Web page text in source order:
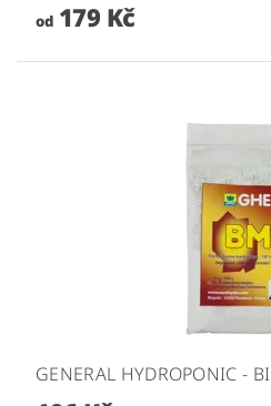
od179 Kč
GENERAL HYDROPONIC -